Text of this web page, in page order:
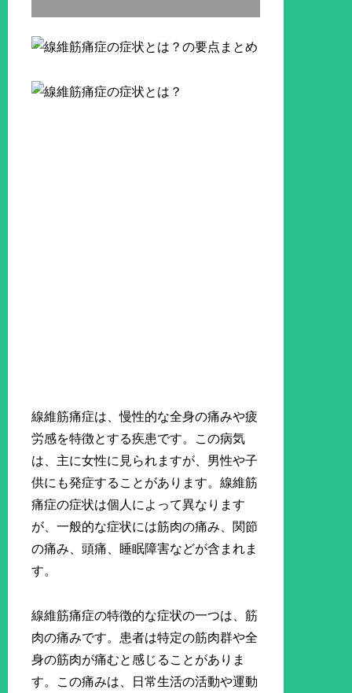
線維筋痛症は、慢性的な全身の痛みや疲
労感を特徴とする疾患です。この病気
は、主に女性に見られますが、男性や子
供にも発症することがあります。線維筋
痛症の症状は個人によって異なります
が、一般的な症状には筋肉の痛み、関節
の痛み、頭痛、睡眠障害などが含まれま
す。
線維筋痛症の特徴的な症状の一つは、筋
肉の痛みです。患者は特定の筋肉群や全
身の筋肉が痛むと感じることがありま
す。この痛みは、日常生活の活動や運動